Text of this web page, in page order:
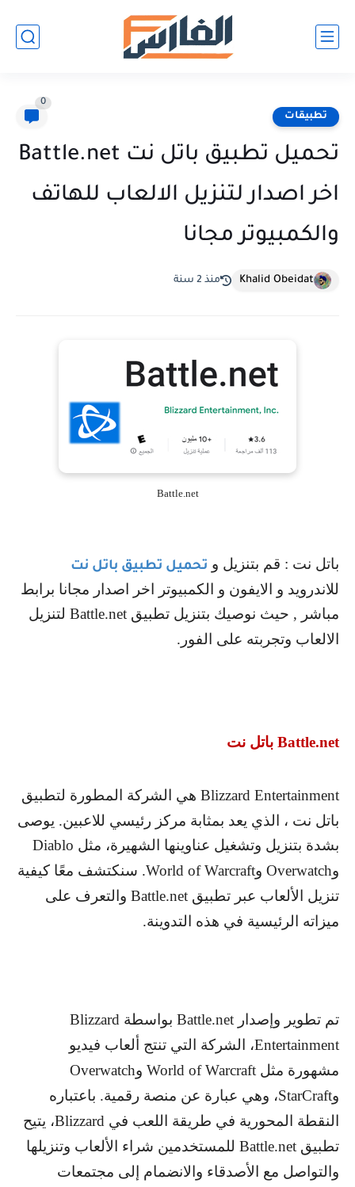
تطبيقات
0
تحميل تطبيق باتل نت Battle.net
اخر اصدار لتنزيل الالعاب للهاتف
والكمبيوتر مجانا
Khalid Obeidat منذ 2 سنة
Battle.net
باتل نت : قم بتنزيل و تحميل تطبيق باتل نت
للاندرويد و الايفون و الكمبيوتر اخر اصدار مجانا برابط
مباشر , حيث نوصيك بتنزيل تطبيق Battle.net لتنزيل
الالعاب وتجربته على الفور.
Battle.net باتل نت
Blizzard Entertainment هي الشركة المطورة لتطبيق
باتل نت ، الذي يعد بمثابة مركز رئيسي للاعبين. يوصى
بشدة بتنزيل وتشغيل عناوينها الشهيرة، مثل Diablo
وOverwatch وWorld of Warcraft. سنكتشف معًا كيفية
تنزيل الألعاب عبر تطبيق Battle.net والتعرف على
ميزاته الرئيسية في هذه التدوينة.
تم تطوير وإصدار Battle.net بواسطة Blizzard
Entertainment، الشركة التي تنتج ألعاب فيديو
مشهورة مثل World of Warcraft وOverwatch
وStarCraft، وهي عبارة عن منصة رقمية. باعتباره
النقطة المحورية في طريقة اللعب في Blizzard، يتيح
تطبيق Battle.net للمستخدمين شراء الألعاب وتنزيلها
والتواصل مع الأصدقاء والانضمام إلى مجتمعات